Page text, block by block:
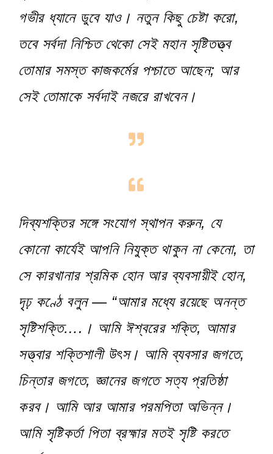
গভীর ধ্যানে ডুবে যাও। নতুন কিছু চেষ্টা করো,
তবে সর্বদা নিশ্চিত থেকো সেই মহান সৃষ্টিতত্ত্ব
তোমার সমস্ত কাজকর্মের পশ্চাতে আছেন; আর
সেই তোমাকে সর্বদাই নজরে রাখবেন।
দিব্যশক্তির সঙ্গে সংযোগ স্থাপন করুন, যে
কোনো কার্যেই আপনি নিযুক্ত থাকুন না কেনো, তা
সে কারখানার শ্রমিক হোন আর ব্যবসায়ীই হোন,
দৃঢ় কণ্ঠে বলুন — “আমার মধ্যে রয়েছে অনন্ত
সৃষ্টিশক্তি….। আমি ঈশ্বরের শক্তি, আমার
সত্ত্বার শক্তিশালী উৎস। আমি ব্যবসার জগতে,
চিন্তার জগতে, জ্ঞানের জগতে সত্য প্রতিষ্ঠা
করব। আমি আর আমার পরমপিতা অভিন্ন।
আমি সৃষ্টিকর্তা পিতা ব্রহ্মার মতই সৃষ্টি করতে